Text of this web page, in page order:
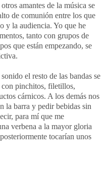
amantes de la música se
de comunión entre los que
y la audiencia. Yo que he
tanto con grupos de
que están empezando, se
el resto de las bandas se
con pinchitos, filetillos,
cárnicos. A los demás nos
la barra y pedir bebidas sin
para mí que me
verbena a la mayor gloria
tocarían unos